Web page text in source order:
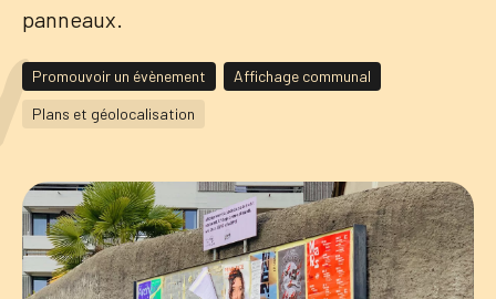
Démarches
CAROUGE SE CONSTRUIT
panneaux.
Promouvoir un évènement
Affichage communal
Plans et géolocalisation